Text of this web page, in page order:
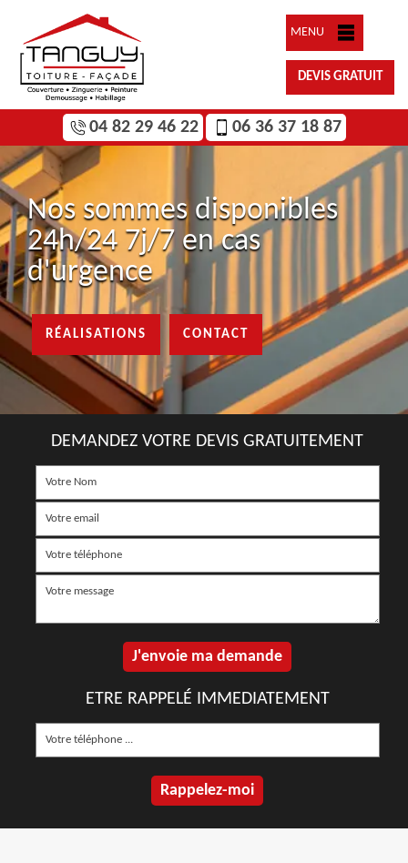
MENU
DEVIS GRATUIT
04 82 29 46 22 06 36 37 18 87
Nos sommes disponibles
24h/24 7j/7 en cas
d'urgence
RÉALISATIONS CONTACT
DEMANDEZ VOTRE DEVIS GRATUITEMENT
ETRE RAPPELÉ IMMEDIATEMENT